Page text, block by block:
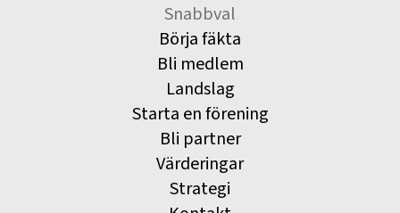
Snabbval
Börja fäkta
Bli medlem
Landslag
Starta en förening
Bli partner
Värderingar
Strategi